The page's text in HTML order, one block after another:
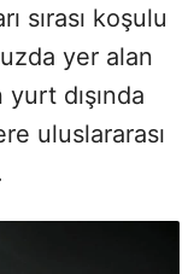
sırası koşulu
yer alan
dışında
uluslararası